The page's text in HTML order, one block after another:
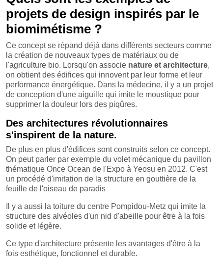
projets de design inspirés par le
biomimétisme ?
Ce concept se répand déjà dans différents secteurs comme
la création de nouveaux types de matériaux ou de
l'agriculture bio. Lorsqu'on associe nature et architecture,
on obtient des édifices qui innovent par leur forme et leur
performance énergétique. Dans la médecine, il y a un projet
de conception d'une aiguille qui imite le moustique pour
supprimer la douleur lors des piqûres.
Des architectures révolutionnaires
s'inspirent de la nature.
De plus en plus d'édifices sont construits selon ce concept.
On peut parler par exemple du volet mécanique du pavillon
thématique Once Ocean de l'Expo à Yeosu en 2012. C'est
un procédé d'imitation de la structure en gouttière de la
feuille de l'oiseau de paradis
Il y a aussi la toiture du centre Pompidou-Metz qui imite la
structure des alvéoles d'un nid d'abeille pour être à la fois
solide et légère.
Ce type d'architecture présente les avantages d'être à la
fois esthétique, fonctionnel et durable.